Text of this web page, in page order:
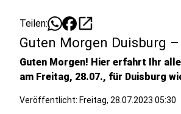
Teilen: open_in_new
Guten Morgen Duisburg
Guten Morgen! Hier erfahrt Ihr
am Freitag, 28.07., für Duisburg
Veröffentlicht: Freitag, 28.07.2023 05:30